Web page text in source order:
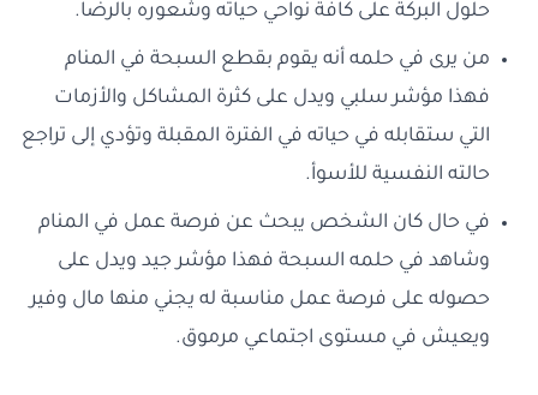
حلول البركة على كافة نواحي حياته وشعوره بالرضا.
من يرى في حلمه أنه يقوم بقطع السبحة في المنام
فهذا مؤشر سلبي ويدل على كثرة المشاكل والأزمات
التي ستقابله في حياته في الفترة المقبلة وتؤدي إلى تراجع
حالته النفسية للأسوأ.
في حال كان الشخص يبحث عن فرصة عمل في المنام
وشاهد في حلمه السبحة فهذا مؤشر جيد ويدل على
حصوله على فرصة عمل مناسبة له يجني منها مال وفير
ويعيش في مستوى اجتماعي مرموق.